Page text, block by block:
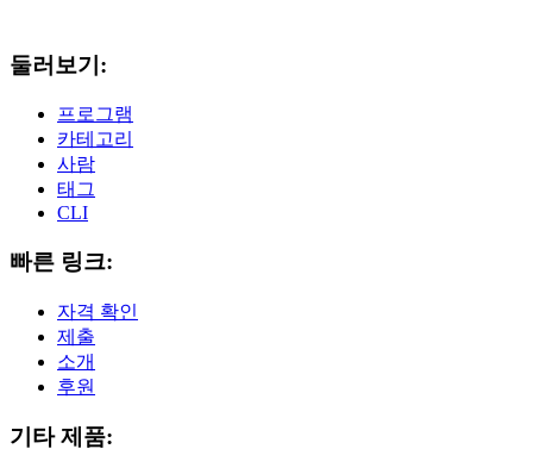
둘러보기:
프로그램
카테고리
사람
태그
CLI
빠른 링크:
자격 확인
제출
소개
후원
기타 제품: